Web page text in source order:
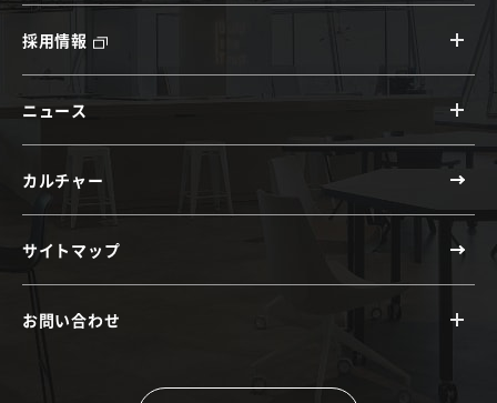
採用情報
ニュース
カルチャー
サイトマップ
お問い合わせ